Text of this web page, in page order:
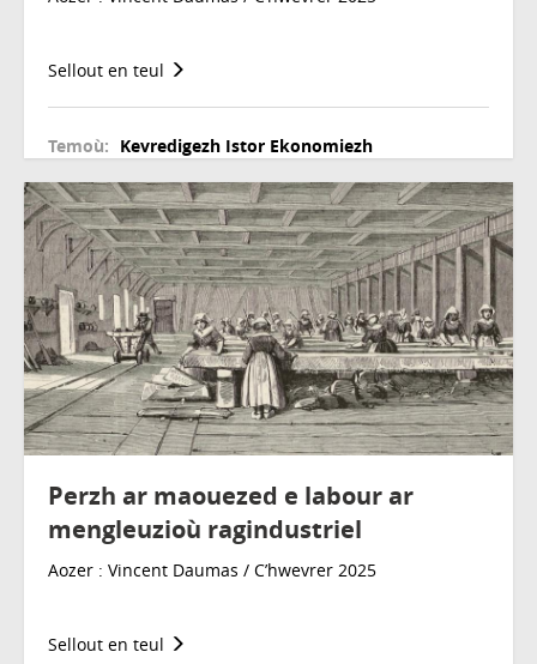
Sellout en teul
Temoù: Kevredigezh Istor Ekonomiezh
Perzh ar maouezed e labour ar
mengleuzioù ragindustriel
Aozer : Vincent Daumas / C’hwevrer 2025
Sellout en teul